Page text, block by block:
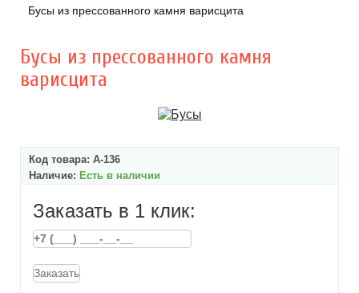
Бусы из прессованного камня варисцита
Бусы из прессованного камня
варисцита
Код товара: А-136
Наличие: Есть в наличии
Заказать в 1 клик:
Заказать